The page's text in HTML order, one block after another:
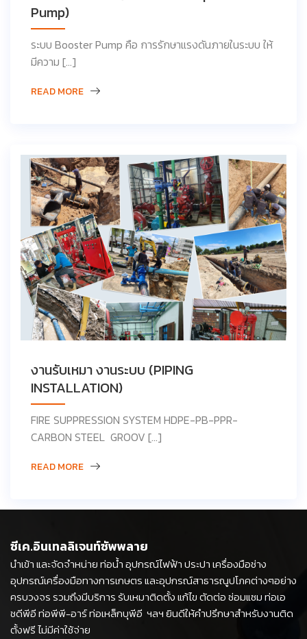
Pump)
ระบบ Booster Pump คือ การรักษาแรงดันภายในระบบ ให้
มีความ […]
READ MORE
งานรับเหมา งานระบบ (PIPING
INSTALLATION)
FIRE SUPPRESSION SYSTEM HDPE-PB-PPR-
CARBON STEEL GROOV […]
READ MORE
ซีเค.อินเทลลิเจนท์ซัพพลาย
นำเข้า และจัดจำหน่าย ท่อน้ำ อุปกรณ์ไฟฟ้า ประปา เครื่องมือช่าง
อุปกรณ์เครื่องมือทางการเกษตร และอุปกรณ์สาธารณูปโภคต่างๆอย่าง
ครบวงจร รวมถึงมีบริการ รับเหมาติดตั้ง แก้ไข ตัดต่อ ซ่อมแซม ท่อเอ
ชดีพีอี ท่อพีพี-อาร์ ท่อเหล็กบุพีอี ฯลฯ ยินดีให้คำปรึกษาสำหรับงานติด
ตั้งฟรี ไม่มีค่าใช้จ่าย